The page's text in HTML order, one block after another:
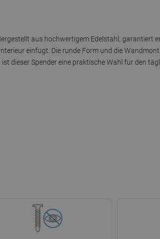
aus hochwertigem Edelstahl, garantiert
einfügt. Die runde Form und die
dieser Spender eine praktische Wahl für den